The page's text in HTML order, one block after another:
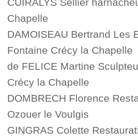
CUIRALYS Sellier
Chapelle
DAMOISEAU Bertrand Les
Fontaine Crécy la Chapelle
de FELICE Martine
Crécy la Chapelle
DOMBRECH Florence
Ozouer le Voulgis
GINGRAS Colette